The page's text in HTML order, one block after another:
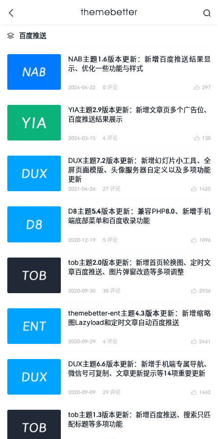

更好的WordPress主题,
主题开发商
 
 百度推送
NAB主题1.6版本更新：新增百度推送结果显
示、优化一些功能与样式
 297
2024-04-22 0 评论
YIA主题2.9版本更新：新增文章页多个广告位、
百度推送结果展示
 130
2024-03-15 4 评论
DUX主题7.2版本更新：新增幻灯片小工具、全
屏页面模版、头像服务器自定义以及多项功能
更新
 1425
2021-04-26 27 评论
D8主题5.4版本更新：兼容PHP8.0、新增手机
端底部菜单和百度收录功能
 1096
2020-12-19 5 评论
tob主题2.0版本更新：新增首页轮换图、定时文
章百度推送、图片弹窗改造等多项调整
 2936
2020-09-30 30 评论
themebetter-ent主题4.3版本更新：新增缩略
图Lazyload和定时文章自动百度推送
 2461
2020-09-29 4 评论
DUX主题6.6版本更新：新增手机端专属导航、
微信号可复制、文章更新提示等14项重要更新
 1462
2020-09-09 29 评论
tob主题1.3版本更新：新增百度推送、搜索只匹
配标题等多项功能